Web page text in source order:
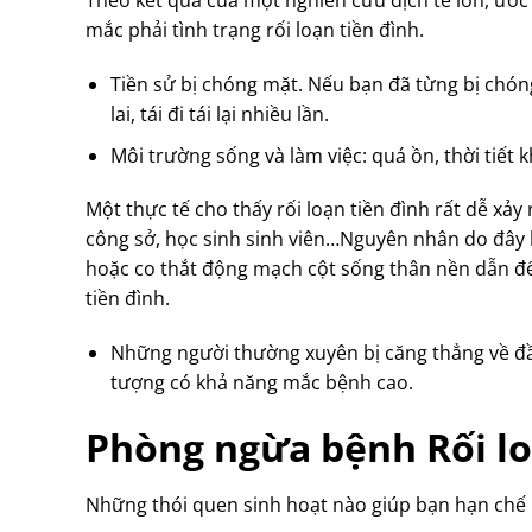
mắc phải tình trạng rối loạn tiền đình.
Tiền sử bị chóng mặt. Nếu bạn đã từng bị
lai, tái đi tái lại nhiều lần.
Môi trường sống và làm việc: quá ồn, thời tiết
Một thực tế cho thấy rối loạn tiền đình rất dễ
công sở, học sinh sinh viên…Nguyên nhân do
hoặc co thắt động mạch cột sống thân nền dẫn
tiền đình.
Những người thường xuyên bị căng thẳng về
tượng có khả năng mắc bệnh cao.
Phòng ngừa bệnh Rối
Những thói quen sinh hoạt nào giúp bạn hạn